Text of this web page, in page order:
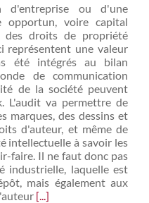
d'entreprise ou d'une
voire capital
droits de propriété
représentent une valeur
été intégrés au bilan
de communication
de la société peuvent
L'audit va permettre de
marques, des dessins et
d'auteur, et même de
intellectuelle à savoir les
faire. Il ne faut donc pas
industrielle, laquelle est
mais également aux
[...]